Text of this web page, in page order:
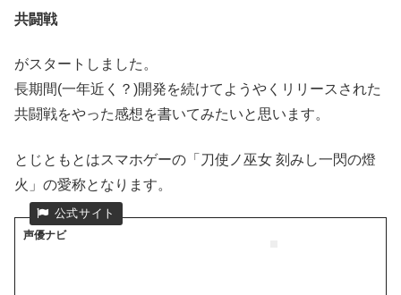
共闘戦
がスタートしました。
長期間(一年近く？)開発を続けてようやくリリースされた
共闘戦をやった感想を書いてみたいと思います。
とじともとはスマホゲーの「刀使ノ巫女 刻みし一閃の燈
火」の愛称となります。
声優ナビ